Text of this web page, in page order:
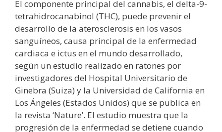
El componente principal del cannabis, el delta-9-
tetrahidrocanabinol (THC), puede prevenir el
desarrollo de la aterosclerosis en los vasos
sanguíneos, causa principal de la enfermedad
cardiaca e ictus en el mundo desarrollado,
según un estudio realizado en ratones por
investigadores del Hospital Universitario de
Ginebra (Suiza) y la Universidad de California en
Los Ángeles (Estados Unidos) que se publica en
la revista ‘Nature’. El estudio muestra que la
progresión de la enfermedad se detiene cuando